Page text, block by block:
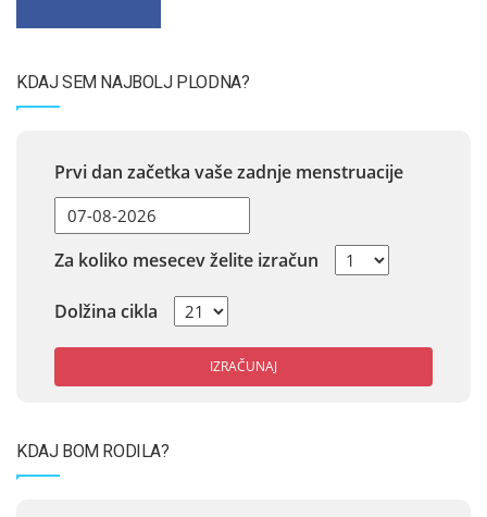
KDAJ SEM NAJBOLJ PLODNA?
Prvi dan začetka vaše zadnje menstruacije
Za koliko mesecev želite izračun
Dolžina cikla
IZRAČUNAJ
KDAJ BOM RODILA?